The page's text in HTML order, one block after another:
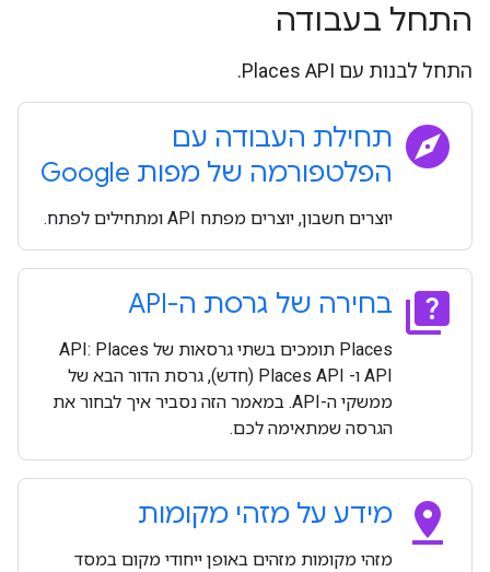
התחל בעבודה
התחל לבנות עם Places API.
explore תחילת העבודה עם
הפלטפורמה של מפות Google
יוצרים חשבון, יוצרים מפתח API ומתחילים לפתח.
quiz בחירה של גרסת ה-API
Places תומכים בשתי גרסאות של API: Places
API ו- Places API (חדש), גרסת הדור הבא של
ממשקי ה-API. במאמר הזה נסביר איך לבחור את
הגרסה שמתאימה לכם.
pin_drop מידע על מזהי מקומות
מזהי מקומות מזהים באופן ייחודי מקום במסד